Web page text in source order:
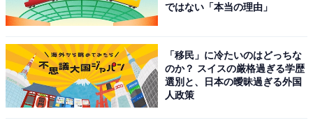
ではない「本当の理由」
「移民」に冷たいのはどっちな
のか？ スイスの厳格過ぎる学歴
選別と、日本の曖昧過ぎる外国
人政策